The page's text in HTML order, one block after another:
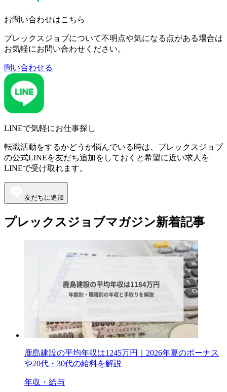
お問い合わせはこちら
プレックスジョブについて不明点や気になる点がある場合は
お気軽にお問い合わせください。
問い合わせる
LINEで気軽にお仕事探し
転職活動をするかどうか悩んでいる時は、プレックスジョブ
の公式LINEを友だち追加をしておくと希望に近い求人を
LINEで受け取れます。
友だちに追加
プレックスジョブマガジン新着記事
鹿島建設の平均年収は1245万円｜2026年夏のボーナス
や20代・30代の給料を解説
年収・給与